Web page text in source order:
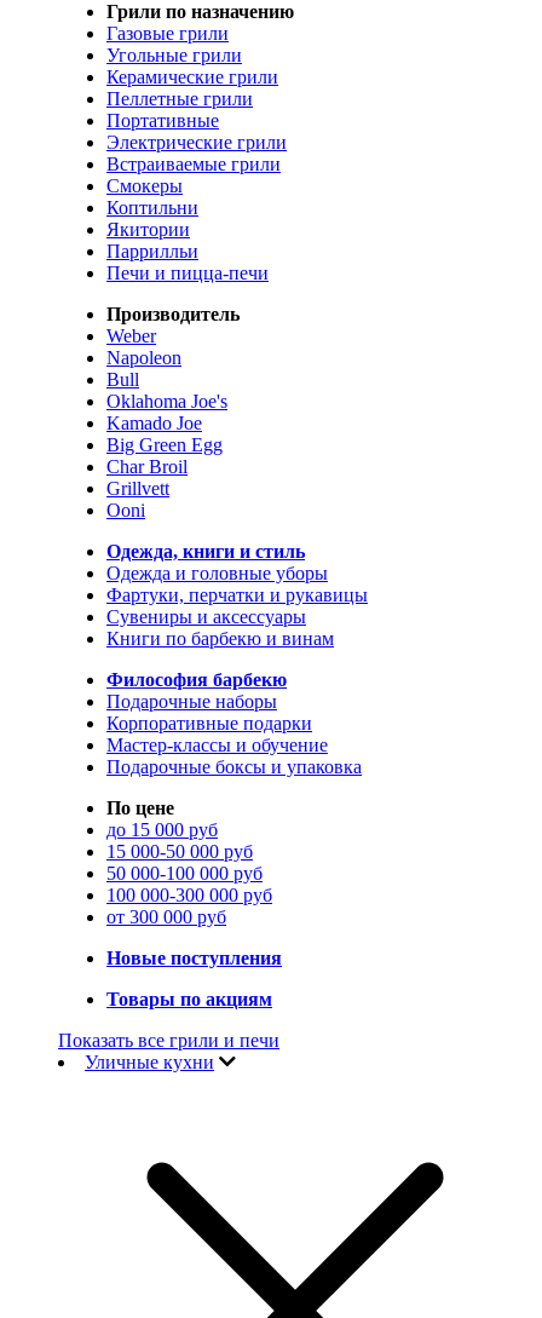
Грили по назначению
Газовые грили
Угольные грили
Керамические грили
Пеллетные грили
Портативные
Электрические грили
Встраиваемые грили
Смокеры
Коптильни
Якитории
Паррилльи
Печи и пицца-печи
Производитель
Weber
Napoleon
Bull
Oklahoma Joe's
Kamado Joe
Big Green Egg
Char Broil
Grillvett
Ooni
Одежда, книги и стиль
Одежда и головные уборы
Фартуки, перчатки и рукавицы
Сувениры и аксессуары
Книги по барбекю и винам
Философия барбекю
Подарочные наборы
Корпоративные подарки
Мастер-классы и обучение
Подарочные боксы и упаковка
По цене
до 15 000 руб
15 000-50 000 руб
50 000-100 000 руб
100 000-300 000 руб
от 300 000 руб
Новые поступления
Товары по акциям
Показать все грили и печи
Уличные кухни